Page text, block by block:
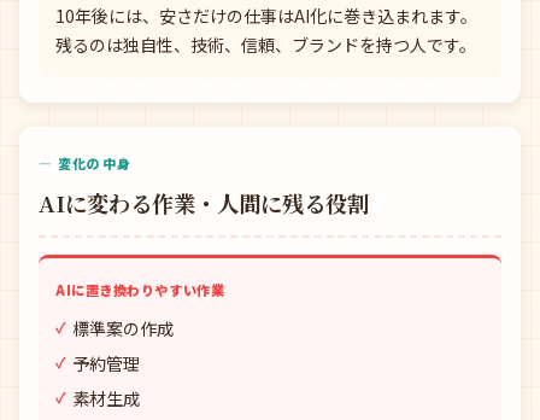
10年後には、安さだけの仕事はAI化に巻き込まれます。
残るのは独自性、技術、信頼、ブランドを持つ人です。
— 変化の中身
AIに変わる作業・人間に残る役割
AIに置き換わりやすい作業
標準案の作成
予約管理
素材生成